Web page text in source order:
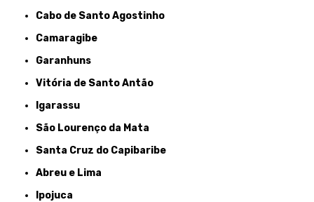
Cabo de Santo Agostinho
Camaragibe
Garanhuns
Vitória de Santo Antão
Igarassu
São Lourenço da Mata
Santa Cruz do Capibaribe
Abreu e Lima
Ipojuca